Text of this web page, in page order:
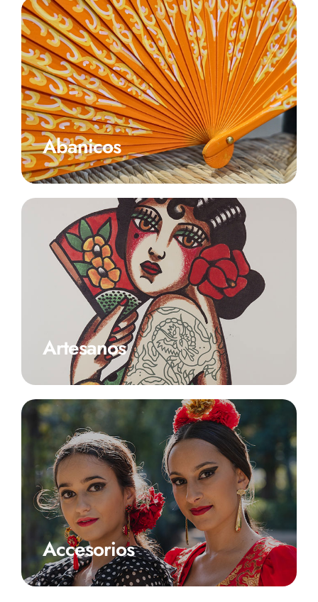
Abanicos
Artesanos
Accesorios